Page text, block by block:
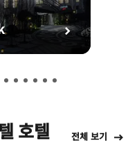
호텔 전체 보기